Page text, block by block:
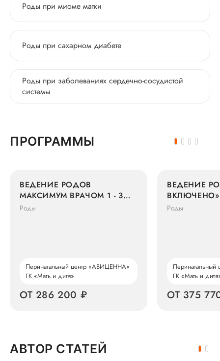
Роды при миоме матки
Роды при сахарном диабете
Роды при заболеваниях сердечно-сосудистой
системы
ПРОГРАММЫ
ВЕДЕНИЕ РОДОВ
МАКСИМУМ ВРАЧОМ 1 - 3
ГРУППЫ
Роды
Перинатальный центр «АВИЦЕННА»
ГК «Мать и дитя»
ОТ 286 200 ₽
ВЕДЕНИЕ
ВКЛЮЧЕНО»
ГРУППЫ
Роды
ГК «Мать и
ОТ 375
АВТОР СТАТЕЙ